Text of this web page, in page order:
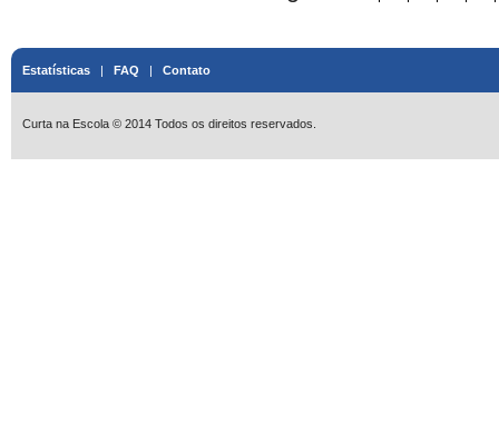
Estatísticas | FAQ | Contato
Curta na Escola © 2014 Todos os direitos reservados.